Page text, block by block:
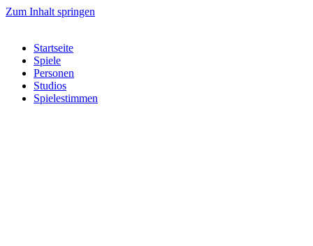
Zum Inhalt springen
Startseite
Spiele
Personen
Studios
Spielestimmen